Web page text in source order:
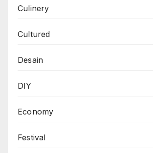
Culinery
Cultured
Desain
DIY
Economy
Festival